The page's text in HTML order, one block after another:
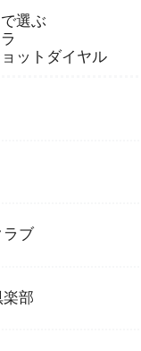
選ぶ
ットダイヤル
ブ
部